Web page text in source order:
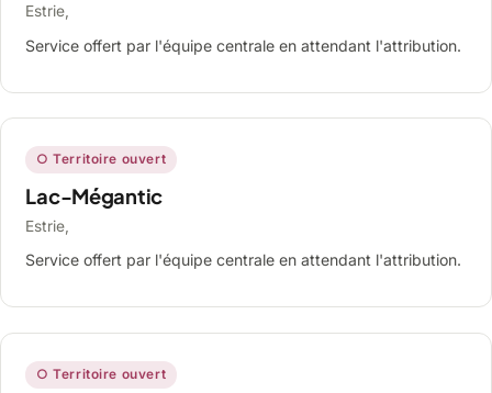
Estrie,
Service offert par l'équipe centrale en attendant l'attribution.
○ Territoire ouvert
Lac-Mégantic
Estrie,
Service offert par l'équipe centrale en attendant l'attribution.
○ Territoire ouvert